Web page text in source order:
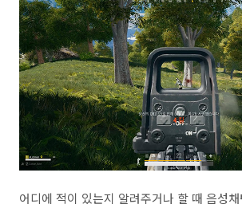
어디에 적이 있는지 알려주거나 할 때 음성